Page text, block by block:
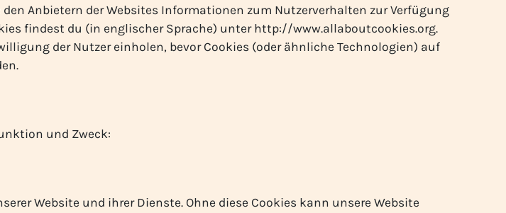
Anbietern der Websites Informationen zum Nutzerverhalten zur Verfügung
findest du (in englischer Sprache) unter http://www.allaboutcookies.org.
der Nutzer einholen, bevor Cookies (oder ähnliche Technologien) auf
und Zweck:
Website und ihrer Dienste. Ohne diese Cookies kann unsere Website